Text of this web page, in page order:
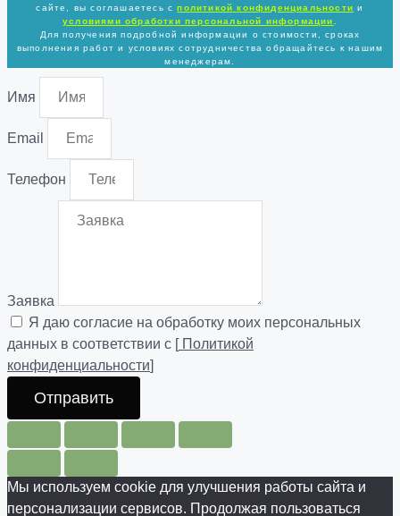
сайте, вы соглашаетесь сполитикойконфиденциальности и
условиями обработки персональной информации
Для получения подробной информации о стоимости, сроках
выполнения работ и условиях сотрудничества обращайтесь к нашим
менеджерам.
Имя
Email
Телефон
Заявка
Я даю согласие на обработку моих персональных
данных в соответствии с [Политикой
конфиденциальности]
Отправить
Мы используем cookie для улучшения работы сайта и
персонализации сервисов. Продолжая пользоваться